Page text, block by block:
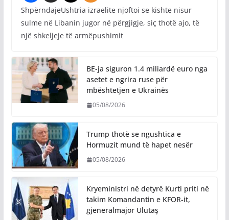
ShpërndajeUshtria izraelite njoftoi se kishte nisur
sulme në Libanin jugor në përgjigje, siç thotë ajo, të
një shkeljeje të armëpushimit
BE-ja siguron 1.4 miliardë euro nga
asetet e ngrira ruse për
mbështetjen e Ukrainës
05/08/2026
Trump thotë se ngushtica e
Hormuzit mund të hapet nesër
05/08/2026
Kryeministri në detyrë Kurti priti në
takim Komandantin e KFOR-it,
gjeneralmajor Ulutaş